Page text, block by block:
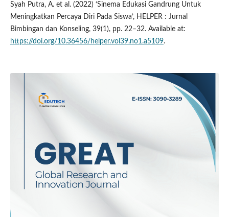
Syah Putra, A. et al. (2022) ‘Sinema Edukasi Gandrung Untuk
Meningkatkan Percaya Diri Pada Siswa’, HELPER : Jurnal
Bimbingan dan Konseling, 39(1), pp. 22–32. Available at:
https://doi.org/10.36456/helper.vol39.no1.a5109.